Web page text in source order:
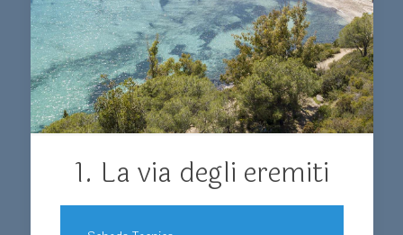
1. La via degli eremiti